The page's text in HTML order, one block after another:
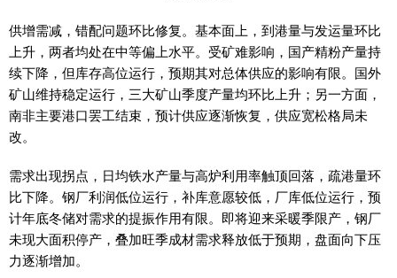
供增需减，错配问题环比修复。基本面上，到港量与发运量环比
上升，两者均处在中等偏上水平。受矿难影响，国产精粉产量持
续下降，但库存高位运行，预期其对总体供应的影响有限。国外
矿山维持稳定运行，三大矿山季度产量均环比上升；另一方面，
南非主要港口罢工结束，预计供应逐渐恢复，供应宽松格局未
改。
需求出现拐点，日均铁水产量与高炉利用率触顶回落，疏港量环
比下降。钢厂利润低位运行，补库意愿较低，厂库低位运行，预
计年底冬储对需求的提振作用有限。即将迎来采暖季限产，钢厂
未现大面积停产，叠加旺季成材需求释放低于预期，盘面向下压
力逐渐增加。